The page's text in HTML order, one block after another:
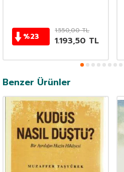
%23
1.550,00TL
1.193,50 TL
Benzer Ürünler